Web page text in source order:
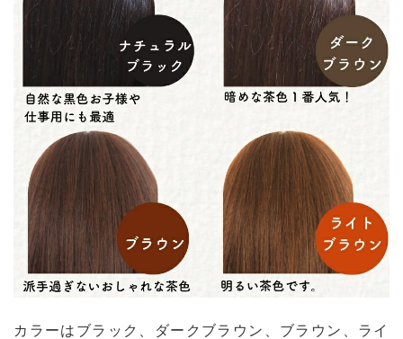
カラーはブラック、ダークブラウン、ブラウン、ライ